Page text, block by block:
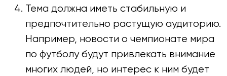
Тема должна иметь стабильную и
предпочтительно растущую аудиторию.
Например, новости о чемпионате мира
по футболу будут привлекать внимание
многих людей, но интерес к ним будет